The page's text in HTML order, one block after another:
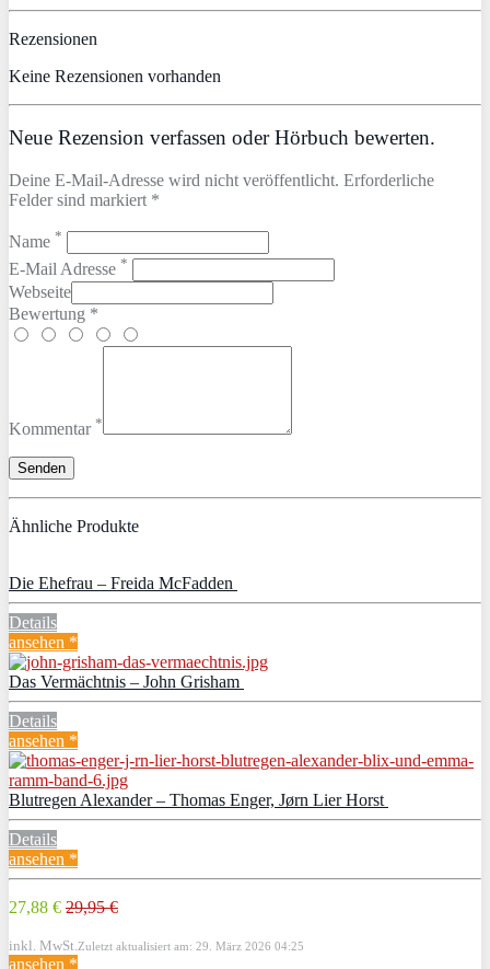
Rezensionen
Keine Rezensionen vorhanden
Neue Rezension verfassen oder Hörbuch bewerten.
Deine E-Mail-Adresse wird nicht veröffentlicht. Erforderliche
Felder sind markiert *
Name *
E-Mail Adresse *
Webseite
Bewertung *
Kommentar *
Ähnliche Produkte
Die Ehefrau – Freida McFadden
Details
ansehen *
Das Vermächtnis – John Grisham
Details
ansehen *
Blutregen Alexander – Thomas Enger, Jørn Lier Horst
Details
ansehen *
27,88 € 29,95 €
inkl. MwSt. Zuletzt aktualisiert am: 29. März 2026 04:25
ansehen *